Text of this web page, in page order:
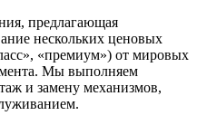
предлагающая
нескольких ценовых
«премиум») от мировых
Мы выполняем
и замену механизмов,